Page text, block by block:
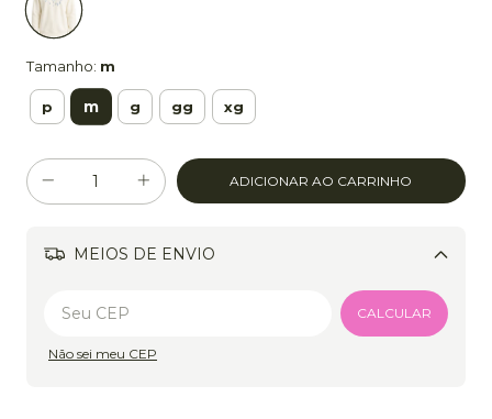
Tamanho: m
p m g gg xg
MEIOS DE ENVIO
Alterar CEP
CALCULAR
Não sei meu CEP